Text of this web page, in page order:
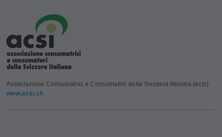
Associazione Consumatrici e Consumatori della Svizzera Italiana (acsi)
www.acsi.ch